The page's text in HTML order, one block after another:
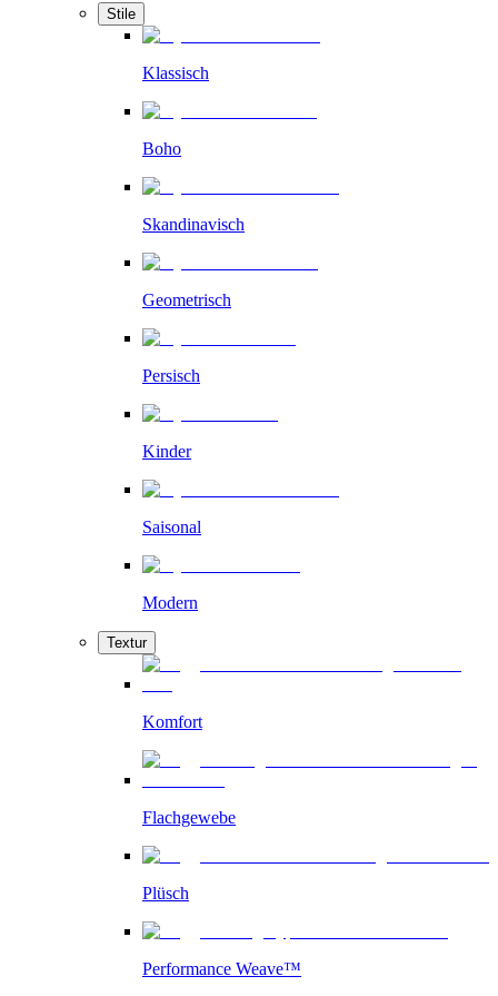
Stile
Klassisch
Boho
Skandinavisch
Geometrisch
Persisch
Kinder
Saisonal
Modern
Textur
Komfort
Flachgewebe
Plüsch
Performance Weave™